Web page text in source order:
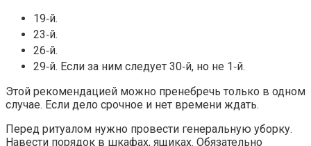
19‑й.
23‑й.
26‑й.
29‑й. Если за ним следует 30‑й, но не 1‑й.
Этой рекомендацией можно пренебречь только в одном
случае. Если дело срочное и нет времени ждать.
Перед ритуалом нужно провести генеральную уборку.
Навести порядок в шкафах, ящиках. Обязательно